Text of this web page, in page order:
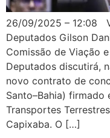
26/09/2025 – 12:08
Deputados Gilson
Comissão de Viação
Deputados discutirá,
novo contrato de
Santo–Bahia) firmado
Transportes
Capixaba. O […]